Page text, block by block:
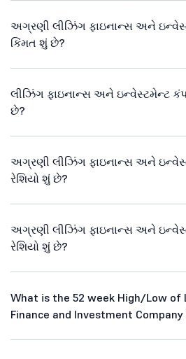
અગ્રણી લીઝિંગ ફાઇનાન્સ અને
કિંમત શું છે?
લીઝિંગ ફાઇનાન્સ અને ઇન્વેસ્ટમેન્ટ
છે?
અગ્રણી લીઝિંગ ફાઇનાન્સ અને
રેશિયો શું છે?
અગ્રણી લીઝિંગ ફાઇનાન્સ અને
રેશિયો શું છે?
What is the 52 week High/Low of
Finance and Investment Company